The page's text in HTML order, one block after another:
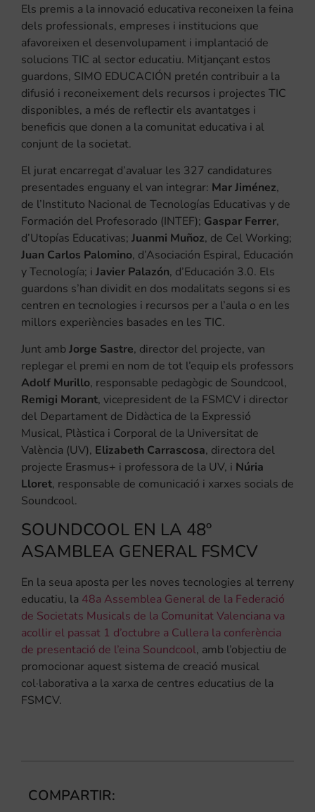
Els premis a la innovació educativa reconeixen la feina
dels professionals, empreses i institucions que
afavoreixen el desenvolupament i implantació de
solucions TIC al sector educatiu. Mitjançant estos
guardons, SIMO EDUCACIÓN pretén contribuir a la
difusió i reconeixement dels recursos i projectes TIC
disponibles, a més de reflectir els avantatges i
beneficis que donen a la comunitat educativa i al
conjunt de la societat.
El jurat encarregat d’avaluar les 327 candidatures
presentades enguany el van integrar: Mar Jiménez,
de l’Instituto Nacional de Tecnologías Educativas y de
Formación del Profesorado (INTEF); Gaspar Ferrer,
d’Utopías Educativas; Juanmi Muñoz, de Cel Working;
Juan Carlos Palomino, d’Asociación Espiral, Educación
y Tecnología; i Javier Palazón, d’Educación 3.0. Els
guardons s’han dividit en dos modalitats segons si es
centren en tecnologies i recursos per a l’aula o en les
millors experiències basades en les TIC.
Junt ambJorge Sastre, director del projecte, van
replegar el premi en nom de tot l’equip els professors
Adolf Murillo, responsable pedagògic de Soundcool,
Remigi Morant, vicepresident de la FSMCV i director
del Departament de Didàctica de la Expressió
Musical, Plàstica i Corporal de la Universitat de
València (UV), Elizabeth Carrascosa, directora del
projecte Erasmus+ i professora de la UV, i Núria
Lloret, responsable de comunicació i xarxes socials de
Soundcool.
SOUNDCOOL EN LA 48º
ASAMBLEA GENERAL FSMCV
En la seua aposta per les noves tecnologies al terreny
educatiu, la 48a Assemblea General de la Federació
de Societats Musicals de la Comunitat Valenciana va
acollir el passat 1 d’octubre a Cullera la conferència
de presentació de l’eina Soundcool, amb l’objectiu de
promocionar aquest sistema de creació musical
col·laborativa a la xarxa de centres educatius de la
FSMCV.
COMPARTIR: